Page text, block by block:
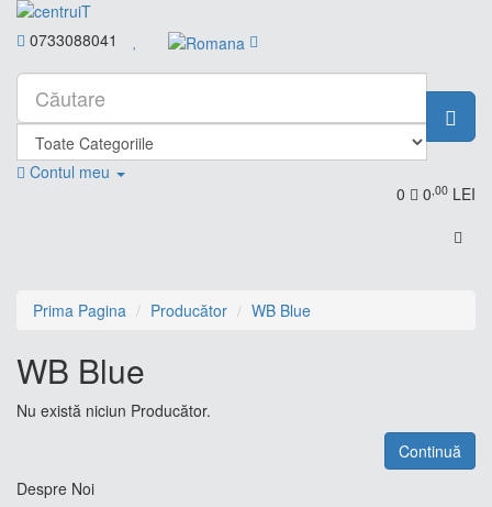
0733088041
Contul meu
0
0,00 LEI
Prima Pagina Producător WB Blue
WB Blue
Nu există niciun Producător.
Continuă
Despre Noi